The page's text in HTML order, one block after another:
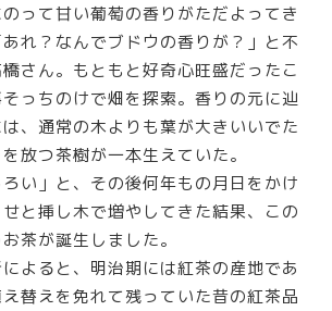
って甘い葡萄の香りがただよってき
れ？なんでブドウの香りが？」と不
さん。もともと好奇心旺盛だったこ
っちのけで畑を探索。香りの元に辿
、通常の木よりも葉が大きいいでた
放つ茶樹が一本生えていた。
ろい」と、その後何年もの月日をかけ
と挿し木で増やしてきた結果、この
茶が誕生しました。
よると、明治期には紅茶の産地であ
替えを免れて残っていた昔の紅茶品